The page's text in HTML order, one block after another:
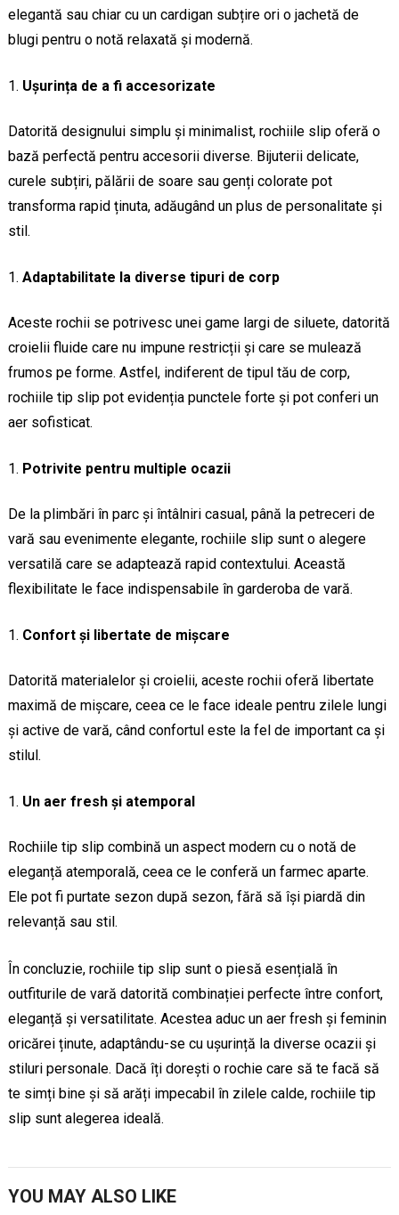
elegantă sau chiar cu un cardigan subțire ori o jachetă de
blugi pentru o notă relaxată și modernă.
Ușurința de a fi accesorizate
Datorită designului simplu și minimalist, rochiile slip oferă o
bază perfectă pentru accesorii diverse. Bijuterii delicate,
curele subțiri, pălării de soare sau genți colorate pot
transforma rapid ținuta, adăugând un plus de personalitate și
stil.
Adaptabilitate la diverse tipuri de corp
Aceste rochii se potrivesc unei game largi de siluete, datorită
croielii fluide care nu impune restricții și care se mulează
frumos pe forme. Astfel, indiferent de tipul tău de corp,
rochiile tip slip pot evidenția punctele forte și pot conferi un
aer sofisticat.
Potrivite pentru multiple ocazii
De la plimbări în parc și întâlniri casual, până la petreceri de
vară sau evenimente elegante, rochiile slip sunt o alegere
versatilă care se adaptează rapid contextului. Această
flexibilitate le face indispensabile în garderoba de vară.
Confort și libertate de mișcare
Datorită materialelor și croielii, aceste rochii oferă libertate
maximă de mișcare, ceea ce le face ideale pentru zilele lungi
și active de vară, când confortul este la fel de important ca și
stilul.
Un aer fresh și atemporal
Rochiile tip slip combină un aspect modern cu o notă de
eleganță atemporală, ceea ce le conferă un farmec aparte.
Ele pot fi purtate sezon după sezon, fără să își piardă din
relevanță sau stil.
În concluzie, rochiile tip slip sunt o piesă esențială în
outfiturile de vară datorită combinației perfecte între confort,
eleganță și versatilitate. Acestea aduc un aer fresh și feminin
oricărei ținute, adaptându-se cu ușurință la diverse ocazii și
stiluri personale. Dacă îți dorești o rochie care să te facă să
te simți bine și să arăți impecabil în zilele calde, rochiile tip
slip sunt alegerea ideală.
YOU MAY ALSO LIKE